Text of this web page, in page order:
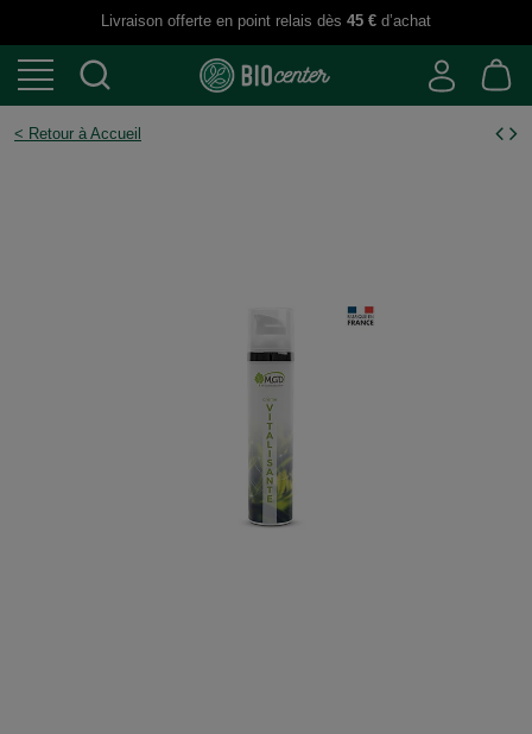
Livraison offerte en point relais dès 45 € d’achat